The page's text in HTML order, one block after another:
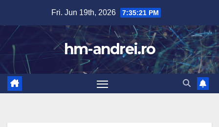
content
Fri. Jun 19th, 2026 7:35:23 PM
hm-andrei.ro